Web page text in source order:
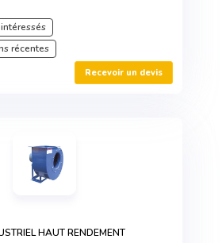
récentes
Recevoir un devis
HAUT RENDEMENT